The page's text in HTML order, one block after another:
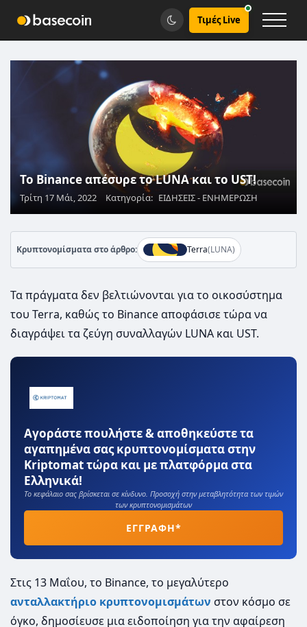
Τιμές Live
Το Binance απέσυρε το LUNA και το UST!
Τρίτη 17 Μάι, 2022 Κατηγορία: ΕΙΔΗΣΕΙΣ - ΕΝΗΜΕΡΩΣΗ
Κρυπτονομίσματα στο άρθρο: Terra(LUNA)
Τα πράγματα δεν βελτιώνονται για το οικοσύστημα
του Terra, καθώς το Binance αποφάσισε τώρα να
διαγράψει τα ζεύγη συναλλαγών LUNA και UST.
Αγοράστε πουλήστε & αποθηκεύστε τα
αγαπημένα σας κρυπτονομίσματα στην
Kriptomat τώρα και με πλατφόρμα στα
Ελληνικά!
Το κεφάλαιο σας βρίσκεται σε κίνδυνο. Προσοχή στην μεταβλητότητα των τιμών
των κρυπτονομισμάτων
ΕΓΓΡΑΦΗ*
Στις 13 Μαΐου, το Binance, το μεγαλύτερο
ανταλλακτήριο κρυπτονομισμάτων στον κόσμο σε
όγκο, δημοσίευσε μια ειδοποίηση για την αφαίρεση